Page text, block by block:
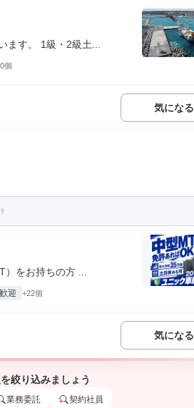
ます。 1級・2級土...
個
気になる
をお持ちの方 ...
迎 +22個
気になる
絞り込みましょう
業務委託 契約社員